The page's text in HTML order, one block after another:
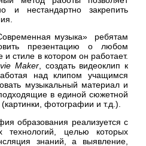
и нестандартно закрепить
музыка» ребятам
презентацию о любом
стиле в котором он работает.
Maker, создать видеоклип к
над клипом учащимся
музыкальный материал и
в единой сюжетной
фотографии и т.д.).
образования реализуется с
технологий, целью которых
знаний, а выявление,